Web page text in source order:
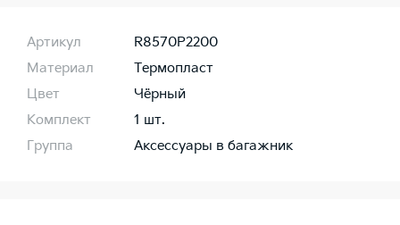
Артикул
R8570P2200
Материал
Термопласт
Цвет
Чёрный
Комплект
1 шт.
Группа
Аксессуары в багажник